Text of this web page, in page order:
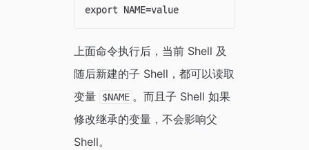
export NAME=value
上面命令执行后，当前 Shell 及
随后新建的子 Shell，都可以读取
变量
$NAME 。而且子 Shell 如果
修改继承的变量，不会影响父
Shell。